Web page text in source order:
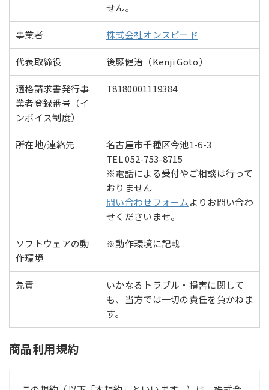
機能や各種設定及び仕様などは変更又は削除され
る場合もございます。
機能、設定は意図した状態が正常に反映されてい
るか必ずご確認下さい。
商品は購入ユーザー（個人単位）の所有するWeb
サイトに限り複数でもご利用頂けます（ご家族や
親戚、会社関係を含めご関係性によらず「ユーザ
ー様（個人）単位」となります）。
第三者への商品の配布、譲渡は固く禁止しており
ます。
無料特典は商品料金に含まれておりません。（一
切の対象外となります）
原則としてパソコン（Windows・Mac）での操作
を想定しております。
商品の管理画面内にはライセンスに関する注意書
き等がございます。
利用による不具合、損害など如何なるトラブルに
関して責任は負いかねますので予めご了承下さい
せん。
事業者 株式会社オンスピード
代表取締役 後藤健治（Kenji Goto）
適格請求書発行事
業者登録番号（イ
ンボイス制度）
T8180001119384
所在地/連絡先
名古屋市千種区今池1-6-3
TEL 052-753-8715
※電話による受付やご相談は行って
おりません
問い合わせフォームよりお問い合わ
せくださいませ。
ソフトウェアの動
作環境
※動作環境に記載
免責
いかなるトラブル・損害に関して
も、当方では一切の責任を負かねま
す。
商品利用規約